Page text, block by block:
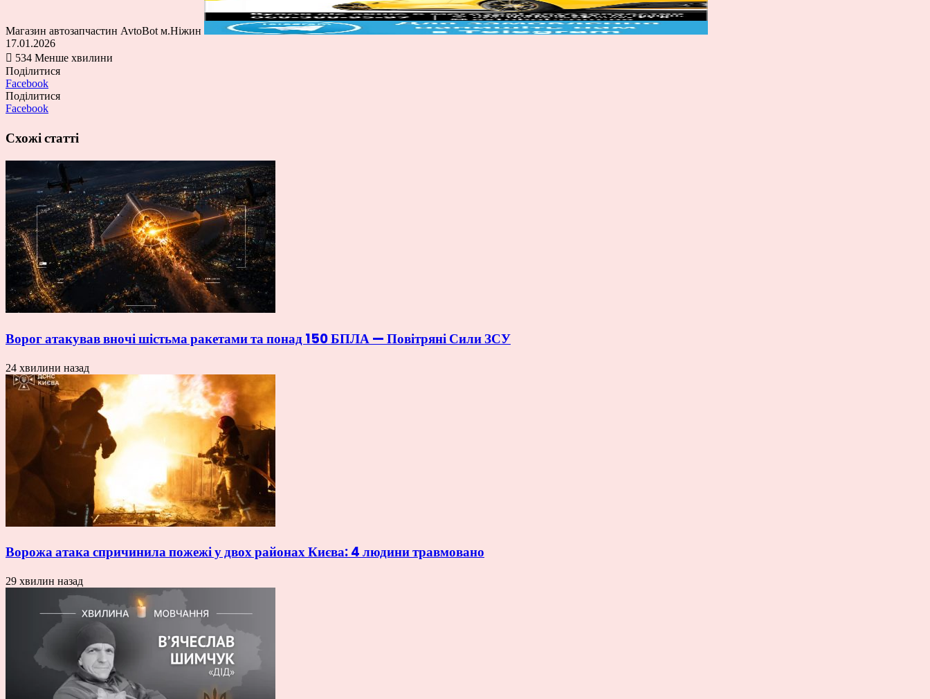
Магазин автозапчастин AvtoBot м.Ніжин
17.01.2026
534 Менше хвилини
Поділитися
Facebook
Поділитися
Facebook
Схожі статті
Ворог атакував вночі шістьма ракетами та понад 150 БПЛА — Повітряні Сили ЗСУ
24 хвилини назад
Ворожа атака спричинила пожежі у двох районах Києва: 4 людини травмовано
29 хвилин назад